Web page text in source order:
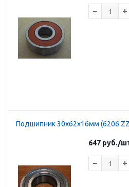
Подшипник 30х62х16мм (6206
647 руб./